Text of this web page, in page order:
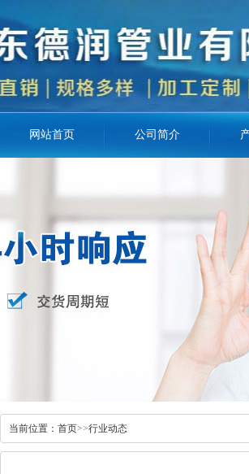
网站首页 公司简介
当前位置： 首页>>行业动态